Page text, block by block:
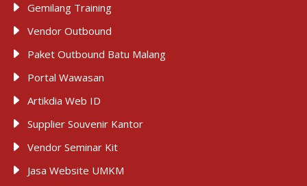
Gemilang Training
Vendor Outbound
Paket Outbound Batu Malang
Portal Wawasan
Artikdia Web ID
Supplier Souvenir Kantor
Vendor Seminar Kit
Jasa Website UMKM